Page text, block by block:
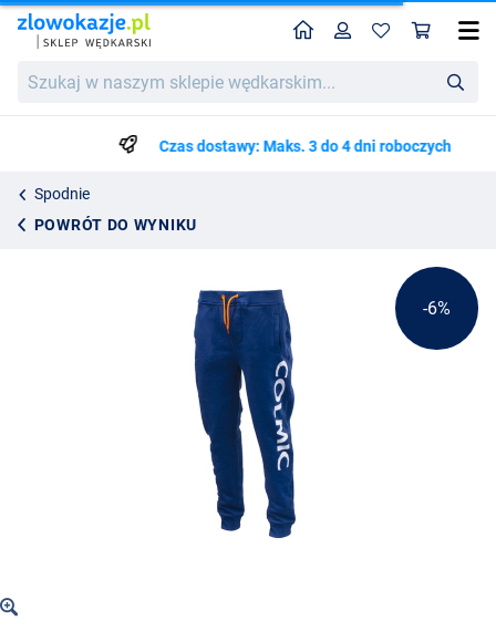
w
wędkarskim...
HomeProfil
Czas dostawy: Maks. 3 do 4 dni roboczych
Spodnie
POWRÓT DO WYNIKU
Colmic Jogger Royal Blue
195.99
186.19
-6%